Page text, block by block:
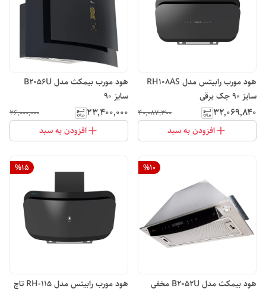
هود مورب رابیتس مدل RH108AS
سایز 90 جک برقی
۳۲٬۰۶۹٬۸۴۰ ۴۰٬۰۸۷٬۳۰۰
افزودن به سبد
هود مورب بیمکث مدل B2056U
سایز 90
۲۳٬۴۰۰٬۰۰۰ ۲۶٬۰۰۰٬۰۰۰
افزودن به سبد
%10
هود بیمکث مدل B2052U مخفی
%15
هود مورب رابیتس مدل RH-115 تاچ